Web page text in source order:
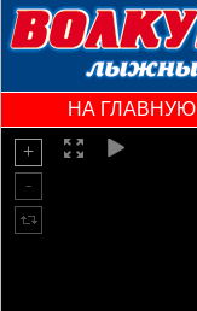
НА ГЛАВНУЮ